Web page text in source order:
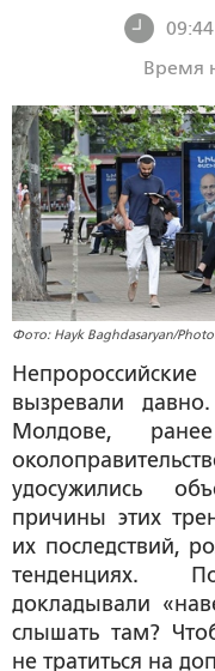
Время
Фото: Hayk Baghdasaryan/
вызревали
Молдове,
удосужились
причины этих
их последствий,
тенденциях.
докладывали
слышать там?
не тратиться на